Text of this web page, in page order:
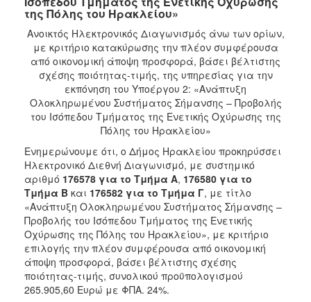
2021
2020
2019
2018
2017
2016
2013
ΤΟΠΟΣ
ΠΟΛΙΤΙΣΜΟΣ
της Πόλης του Ηρακλείου»
Ανοικτός Ηλεκτρονικός Διαγωνισμός άνω των ορίων,
με κριτήριο κατακύρωσης την πλέον συμφέρουσα
από οικονομική άποψη προσφορά, βάσει βέλτιστης
σχέσης ποιότητας-τιμής, της υπηρεσίας για την
εκπόνηση του Υποέργου 2: «Ανάπτυξη
Ολοκληρωμένου Συστήματος Σήμανσης – Προβολής
του Ισόπεδου Τμήματος της Ενετικής Οχύρωσης της
Πόλης του Ηρακλείου»
Ενημερώνουμε ότι, ο Δήμος Ηρακλείου προκηρύσσει
Ηλεκτρονικό Διεθνή Διαγωνισμό, με συστημικό
αριθμό 176578 για το Τμήμα Α, 176580 για το
Τμήμα Β και 176582 για το Τμήμα Γ, με τίτλο
«Ανάπτυξη Ολοκληρωμένου Συστήματος Σήμανσης –
Προβολής του Ισόπεδου Τμήματος της Ενετικής
Οχύρωσης της Πόλης του Ηρακλείου», με κριτήριο
επιλογής την πλέον συμφέρουσα από οικονομική
άποψη προσφορά, βάσει βέλτιστης σχέσης
ποιότητας-τιμής, συνολικού προϋπολογισμού
265.905,60 Ευρώ με ΦΠΑ. 24%.